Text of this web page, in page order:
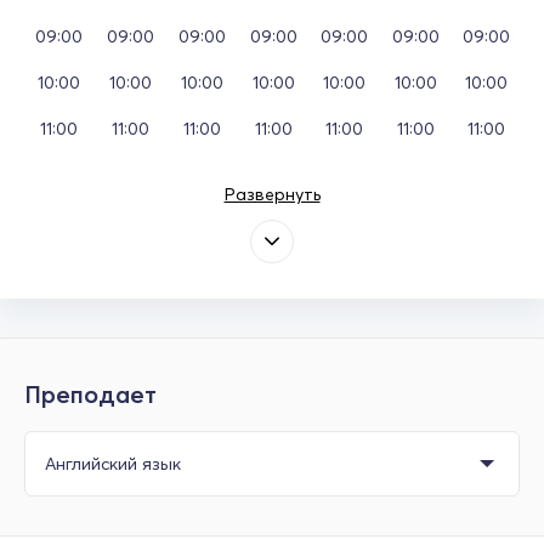
09:00
10:00
11:00
09:00
10:00
11:00
09:00
10:00
11:00
09:00
10:00
11:00
09:00
10:00
11:00
09:00
10:00
11:00
09:00
10:00
11:00
Развернуть
Преподает